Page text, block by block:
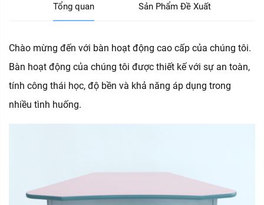
Tổng quan Sản Phẩm Đề Xuất
Chào mừng đến với bàn hoạt động cao cấp của chúng tôi.
Bàn hoạt động của chúng tôi được thiết kế với sự an toàn,
tính công thái học, độ bền và khả năng áp dụng trong
nhiều tình huống.